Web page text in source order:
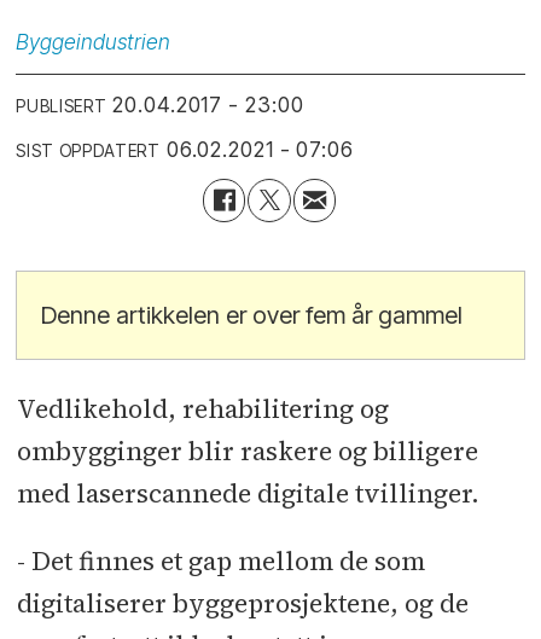
Byggeindustrien
PUBLISERT 20.04.2017 - 23:00
SIST OPPDATERT 06.02.2021 - 07:06
Denne artikkelen er over fem år gammel
Vedlikehold, rehabilitering og
ombygginger blir raskere og billigere
med laserscannede digitale tvillinger.
- Det finnes et gap mellom de som
digitaliserer byggeprosjektene, og de